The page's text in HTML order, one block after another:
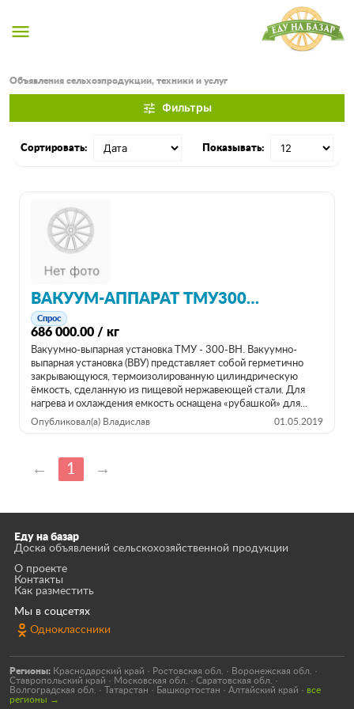
menu
Объявления сельхозпродукции, техники и услуг
tune Фильтры
Сортировать: Показывать:
ВАКУУМ-АППАРАТ ТМУ300ВН
Спрос
686 000.00 / кг
Вакуумно-выпарная установка ТМУ - 300-ВН. Вакуумно-
выпарная установка (ВВУ) представляет собой герметично
закрывающуюся, термоизолированную цилиндрическую
ёмкость, сделанную из пищевой нержавеющей стали. Для
нагрева и охлаждения емкость оснащена «рубашкой» для...
Опубликовал(а) Владислав 01.05.2019
← 1 →
Еду на базар
Доска объявлений сельскохозяйственной продукции
О проекте
Контакты
Как разместить
Мы в соцсетях
Одноклассники
Регионы: Краснодарский край · Ростовская обл. · Воронежская обл.
·
Ставропольский край · Московская обл. · Саратовская обл.
·
Волгоградская обл.
· Татарстан · Башкортостан · Алтайский край · все
регионы →